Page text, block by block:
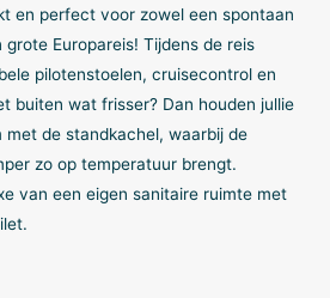
en perfect voor zowel een spontaan
Europareis! Tijdens de reis
pilotenstoelen, cruisecontrol en
buiten wat frisser? Dan houden jullie
met de standkachel, waarbij de
zo op temperatuur brengt.
van een eigen sanitaire ruimte met